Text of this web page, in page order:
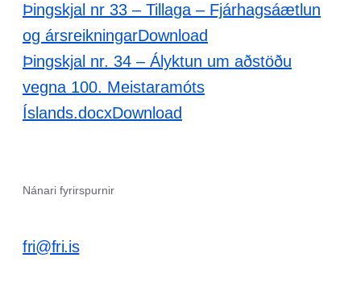
Þingskjal nr 33 – Tillaga – Fjárhagsáætlun
og ársreikningarDownload
Þingskjal nr. 34 – Ályktun um aðstöðu
vegna 100. Meistaramóts
Íslands.docxDownload
Nánari fyrirspurnir
fri@fri.is